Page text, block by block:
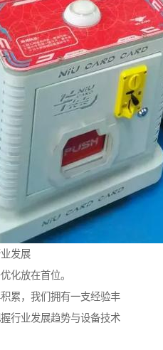
发展
化放在首位。
累，我们拥有一支经验丰
行业发展趋势与设备技术